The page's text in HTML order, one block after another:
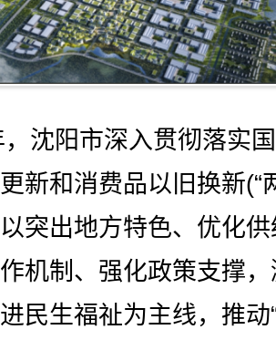
阳市深入贯彻落实
新和消费品以旧换新(“
突出地方特色、优化
机制、强化政策支撑
民生福祉为主线，推动